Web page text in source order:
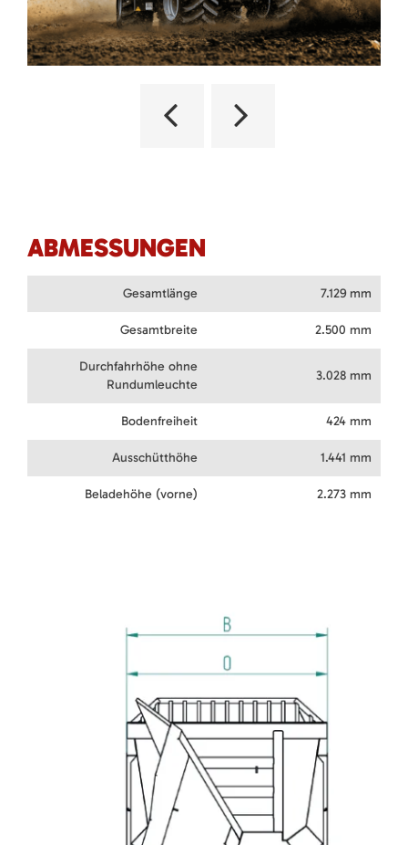
ABMESSUNGEN
Gesamtlänge 7.129 mm
Gesamtbreite 2.500 mm
Durchfahrhöhe ohne
Rundumleuchte
3.028 mm
Bodenfreiheit 424 mm
Ausschütthöhe 1.441 mm
Beladehöhe (vorne) 2.273 mm